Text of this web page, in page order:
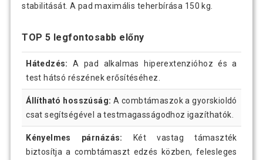
stabilitását. A pad maximális teherbírása 150 kg.
TOP 5 legfontosabb előny
Hátedzés:
A pad alkalmas hiperextenzióhoz és a
test hátsó részének erősítéséhez.
Állítható hosszúság: A combtámaszok a gyorskioldó
csat segítségével a testmagasságodhoz igazíthatók.
Kényelmes párnázás:
Két vastag támaszték
biztosítja a combtámaszt edzés közben, felesleges